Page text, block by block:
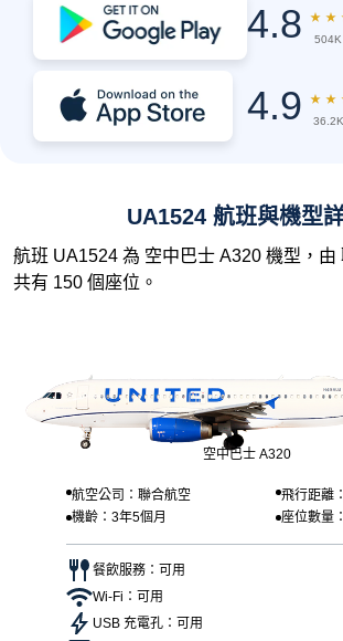
4.8 ★ ★
504K
4.9 ★ ★
UA1524 航班與機型
航班 UA1524 為 空中巴士 A320 機型，由
共有 150 個座位。
空中巴士 A320
航空公司：聯合航空
飛行距離
機齡：3年5個月
座位數量
餐飲服務：可用
Wi-Fi：可用
USB 充電孔：可用